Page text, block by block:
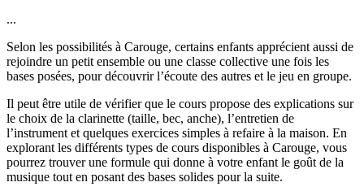
...
Selon les possibilités à Carouge, certains enfants apprécient aussi de
rejoindre un petit ensemble ou une classe collective une fois les
bases posées, pour découvrir l’écoute des autres et le jeu en groupe.
Il peut être utile de vérifier que le cours propose des explications sur
le choix de la clarinette (taille, bec, anche), l’entretien de
l’instrument et quelques exercices simples à refaire à la maison. En
explorant les différents types de cours disponibles à Carouge, vous
pourrez trouver une formule qui donne à votre enfant le goût de la
musique tout en posant des bases solides pour la suite.